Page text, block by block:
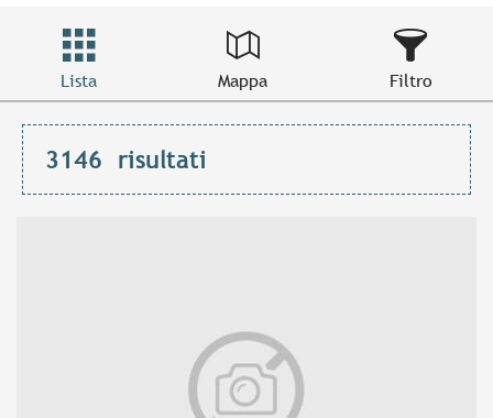
Lista Mappa Filtro
3146 risultati